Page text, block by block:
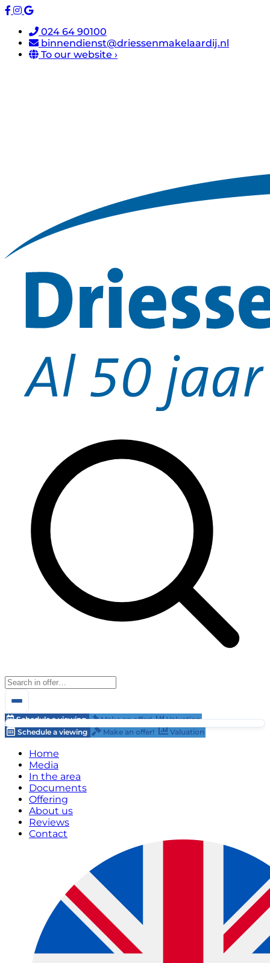
024 64 90100
binnendienst@driessenmakelaardij.nl
To our website ›
Schedule a viewing Make an offer!
Valuation
Schedule a viewing
Make an offer! Valuation
Home
Media
In the area
Documents
Offering
About us
Reviews
Contact